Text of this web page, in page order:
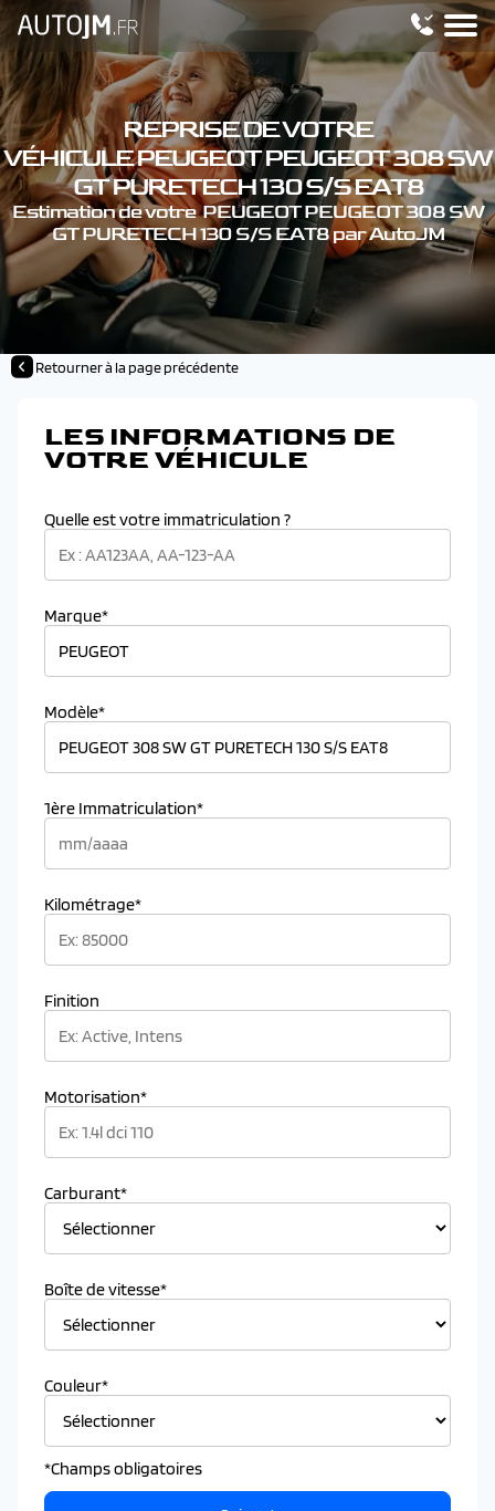
REPRISE DE VOTRE
VÉHICULE PEUGEOT PEUGEOT 308 SW
GT PURETECH 130 S/S EAT8
Estimation de votre PEUGEOT PEUGEOT 308 SW
GT PURETECH 130 S/S EAT8 par AutoJM
Retourner à la page précédente
LES INFORMATIONS DE
VOTRE VÉHICULE
Quelle est votre immatriculation ?
Marque*
Modèle*
1ère Immatriculation*
Kilométrage*
Finition
Motorisation*
Carburant*
Boîte de vitesse*
Couleur*
*Champs obligatoires